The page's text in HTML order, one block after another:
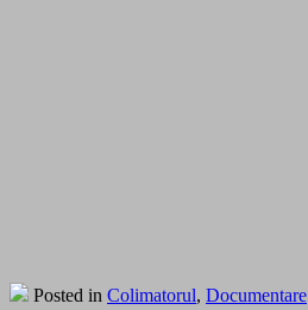
Posted in Colimatorul, Documentare